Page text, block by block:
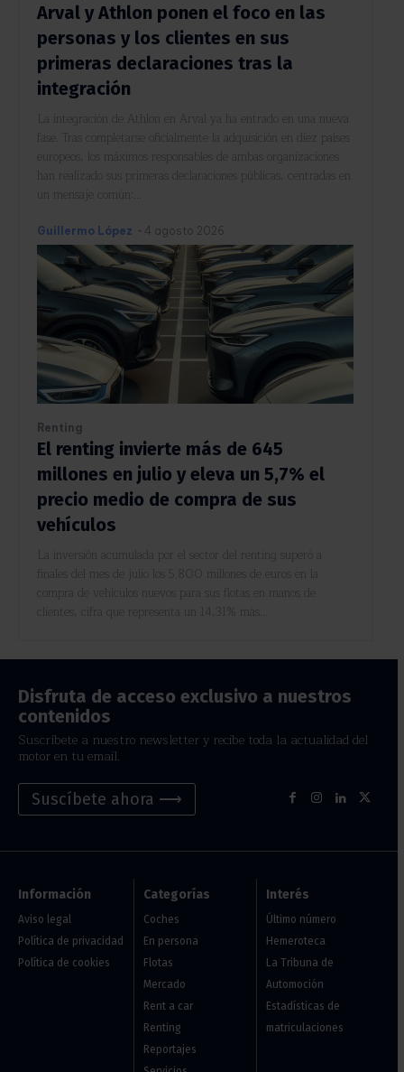
Arval y Athlon ponen el foco en las
personas y los clientes en sus
primeras declaraciones tras la
integración
La integración de Athlon en Arval ya ha entrado en una nueva
fase. Tras completarse oficialmente la adquisición en diez países
europeos, los máximos responsables de ambas organizaciones
han realizado sus primeras declaraciones públicas, centradas en
un mensaje común:...
Guillermo López - 4 agosto 2026
Renting
El renting invierte más de 645
millones en julio y eleva un 5,7% el
precio medio de compra de sus
vehículos
La inversión acumulada por el sector del renting superó a
finales del mes de julio los 5.800 millones de euros en la
compra de vehículos nuevos para sus flotas en manos de
clientes, cifra que representa un 14,31% más...
Disfruta de acceso exclusivo a nuestros
contenidos
Suscríbete a nuestro newsletter y recibe toda la actualidad del
motor en tu email.
Suscíbete ahora ⟶
Información
Aviso legal
Política de privacidad
Política de cookies
Categorías
Coches
En persona
Flotas
Mercado
Rent a car
Renting
Reportajes
Interés
Último número
Hemeroteca
La Tribuna de
Automoción
Estadísticas de
matriculaciones